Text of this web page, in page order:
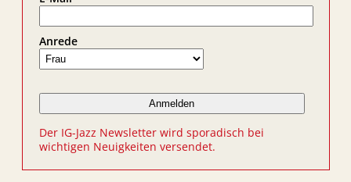
Anrede
Der IG-Jazz Newsletter wird sporadisch bei
wichtigen Neuigkeiten versendet.